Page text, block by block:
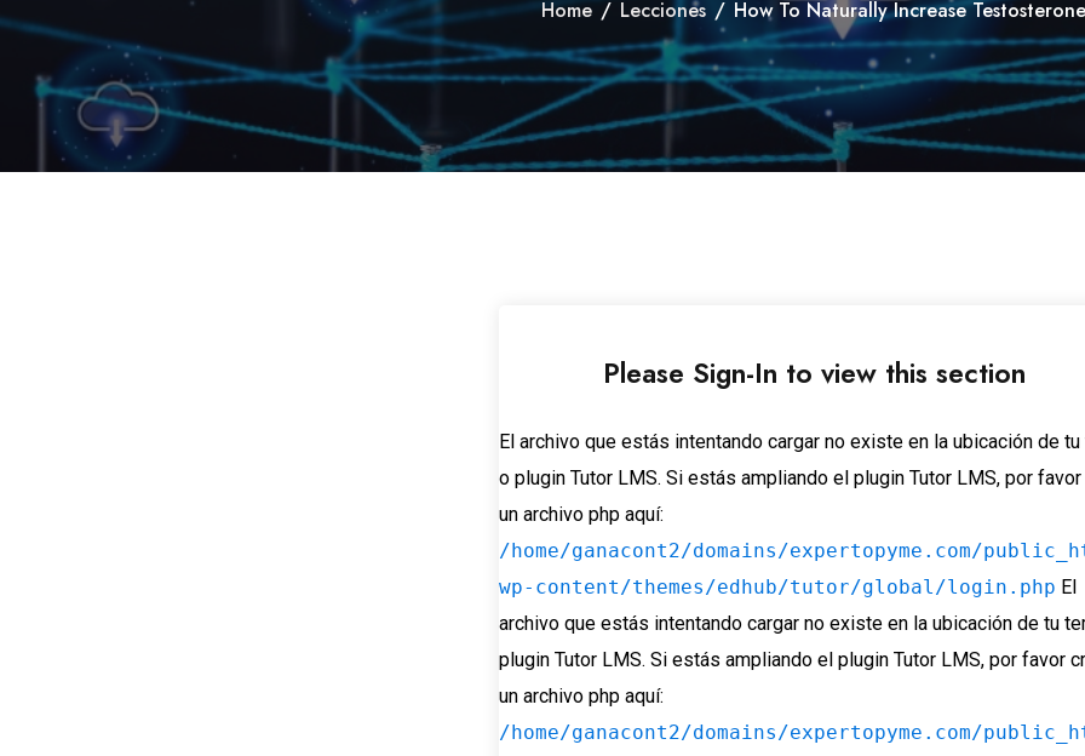
Home / Lecciones / How To Naturally Increase Testosterone
Please Sign-In to view this section
El archivo que estás intentando cargar no existe en la ubicación de tu
o plugin Tutor LMS. Si estás ampliando el plugin Tutor LMS, por
un archivo php aquí:
/home/ganacont2/domains/expertopyme.com/
wp-content/themes/edhub/tutor/global/login.php El
archivo que estás intentando cargar no existe en la ubicación de tu
plugin Tutor LMS. Si estás ampliando el plugin Tutor LMS, por favor
un archivo php aquí:
/home/ganacont2/domains/expertopyme.com/